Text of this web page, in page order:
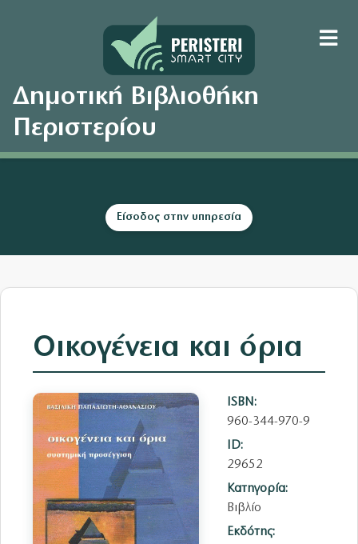
Δημοτική Βιβλιοθήκη
Περιστερίου
Είσοδος στην υπηρεσία
Οικογένεια και όρια
ISBN:
960-344-970-9
ID:
29652
Κατηγορία:
Βιβλίο
Εκδότης: